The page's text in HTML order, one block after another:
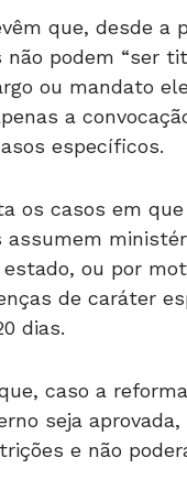
que, desde a
não podem “ser
ou mandato
a
específicos.
os casos em
assumem
ou por
de caráter
dias.
caso a
seja aprovada,
e não